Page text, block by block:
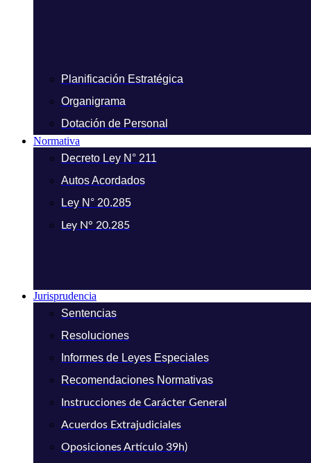
Planificación Estratégica
Organigrama
Dotación de Personal
Normativa
Decreto Ley N° 211
Autos Acordados
Ley N° 20.285
Ley N° 20.285
Jurisprudencia
Sentencias
Resoluciones
Informes de Leyes Especiales
Recomendaciones Normativas
Instrucciones de Carácter General
Acuerdos Extrajudiciales
Oposiciones Artículo 39h)